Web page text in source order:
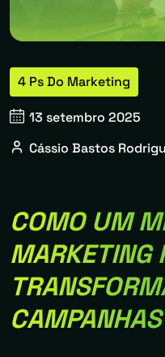
4 Ps Do Marketing
13 setembro 2025
Cássio Bastos
COMO UM
MARKETING
CAMPANHAS